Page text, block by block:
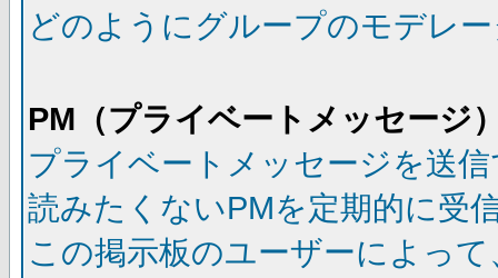
どのようにグループのモデレ
PM（プライベートメッセージ
プライベートメッセージを送
読みたくないPMを定期的に受
この掲示板のユーザーによっ